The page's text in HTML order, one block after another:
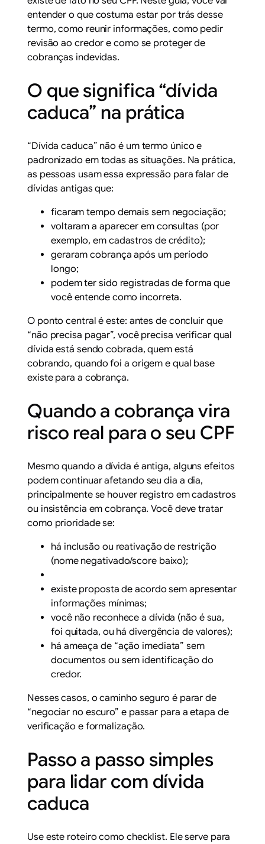
entender o que costuma estar por trás desse
termo, como reunir informações, como pedir
revisão ao credor e como se proteger de
cobranças indevidas.
O que significa “dívida
caduca” na prática
“Dívida caduca” não é um termo único e
padronizado em todas as situações. Na prática,
as pessoas usam essa expressão para falar de
dívidas antigas que:
ficaram tempo demais sem negociação;
voltaram a aparecer em consultas (por
exemplo, em cadastros de crédito);
geraram cobrança após um período
longo;
podem ter sido registradas de forma que
você entende como incorreta.
O ponto central é este: antes de concluir que
“não precisa pagar”, você precisa verificar qual
dívida está sendo cobrada,quem está
cobrando,quandofoi a origem e qual base
existe para a cobrança.
Quando a cobrança vira
risco real para o seu CPF
Mesmo quando a dívida é antiga, alguns efeitos
podem continuar afetando seu dia a dia,
principalmente se houver registro em cadastros
ou insistência em cobrança. Você deve tratar
como prioridade se:
há inclusão ou reativação de restrição
(nome negativado/score baixo);
existe proposta de acordo sem apresentar
informações mínimas;
você não reconhece a dívida (não é sua,
foi quitada, ou há divergência de valores);
há ameaça de “ação imediata” sem
documentos ou sem identificação do
credor.
Nesses casos, o caminho seguro é parar de
“negociar no escuro” e passar para a etapa de
verificação e formalização.
Passo a passo simples
para lidar com dívida
caduca
Use este roteiro como checklist. Ele serve para